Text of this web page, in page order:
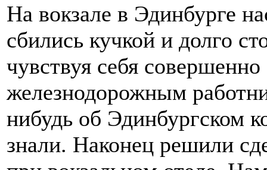
На вокзале в Эдинбурге
сбились кучкой и долго
чувствуя себя
железнодорожным
нибудь об Эдинбургском
знали. Наконец решили